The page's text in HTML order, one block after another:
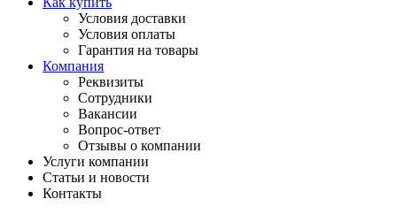
Условия доставки
Условия оплаты
Гарантия на товары
Компания
Реквизиты
Сотрудники
Вакансии
Вопрос-ответ
Отзывы о компании
Услуги компании
Статьи и новости
Контакты